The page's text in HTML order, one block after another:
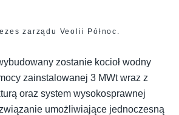
zarządu Veolii Północ.
zostanie kocioł wodny
zainstalowanej 3 MWt wraz z
oraz system wysokosprawnej
umożliwiające jednoczesną